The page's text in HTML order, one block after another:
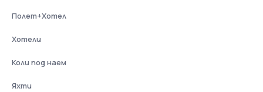
Полет+Хотел
Хотели
Коли под наем
Яхти